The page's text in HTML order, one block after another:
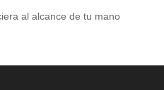
al alcance de tu mano